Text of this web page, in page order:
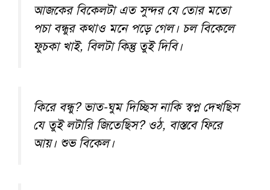
আজকের বিকেলটা এত সুন্দর যে তোর মতো
পচা বন্ধুর কথাও মনে পড়ে গেল। চল বিকেলে
ফুচকা খাই, বিলটা কিন্তু তুই দিবি।
কিরে বন্ধু? ভাত-ঘুম দিচ্ছিস নাকি স্বপ্ন দেখছিস
যে তুই লটারি জিতেছিস? ওঠ, বাস্তবে ফিরে
আয়। শুভ বিকেল।